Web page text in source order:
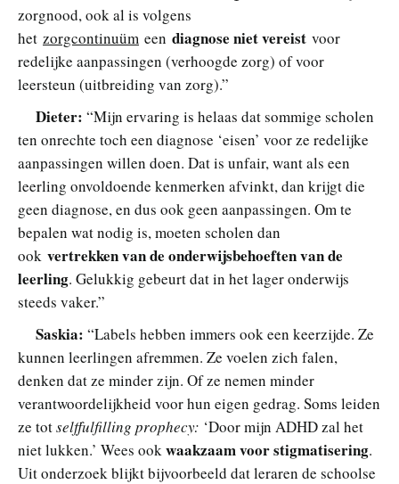
zorgnood, ook al is volgens
het zorgcontinuüm een diagnose niet vereist voor
redelijke aanpassingen (verhoogde zorg) of voor
leersteun (uitbreiding van zorg).”
Dieter: “Mijn ervaring is helaas dat sommige scholen
ten onrechte toch een diagnose ‘eisen’ voor ze redelijke
aanpassingen willen doen. Dat is unfair, want als een
leerling onvoldoende kenmerken afvinkt, dan krijgt die
geen diagnose, en dus ook geen aanpassingen. Om te
bepalen wat nodig is, moeten scholen dan
ook vertrekken van de onderwijsbehoeften van de
leerling. Gelukkig gebeurt dat in het lager onderwijs
steeds vaker.”
Saskia: “Labels hebben immers ook een keerzijde. Ze
kunnen leerlingen afremmen. Ze voelen zich falen,
denken dat ze minder zijn. Of ze nemen minder
verantwoordelijkheid voor hun eigen gedrag. Soms leiden
ze totselffulfilling prophecy: ‘Door mijn ADHD zal het
niet lukken.’ Wees ook waakzaam voor stigmatisering.
Uit onderzoek blijkt bijvoorbeeld dat leraren de schoolse